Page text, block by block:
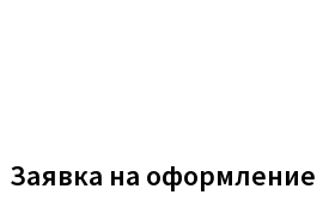
Заявка на оформление